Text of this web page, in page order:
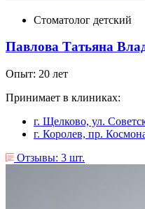
Стоматолог детский
Павлова Татьяна
Опыт: 20 лет
Принимает в клиниках:
г. Щелково, ул.
г. Королев, пр.
Отзывы: 3 шт.